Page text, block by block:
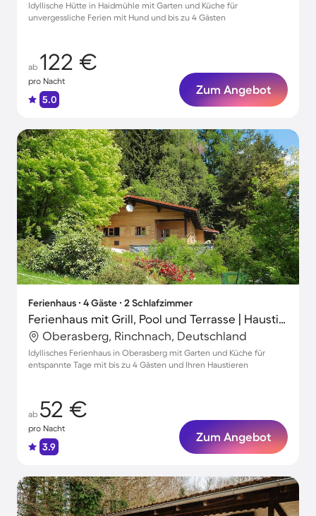
Idyllische Hütte in Haidmühle mit Garten und Küche für
unvergessliche Ferien mit Hund und bis zu 4 Gästen
ab 122 €
pro Nacht
5.0
Zum Angebot
Ferienhaus ∙ 4 Gäste ∙ 2 Schlafzimmer
Ferienhaus mit Grill, Pool und Terrasse | Haustierfreundlich
Oberasberg, Rinchnach, Deutschland
Idyllisches Ferienhaus in Oberasberg mit Garten und Küche für
entspannte Tage mit bis zu 4 Gästen und Ihren Haustieren
ab 52 €
pro Nacht
3.9
Zum Angebot